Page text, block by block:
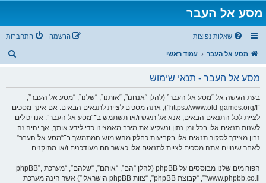
מסע אל העבר
שאלות נפוצות התחברות הרשמה
מסע אל העבר עמוד ראשי
מסע אל העבר - תנאי שימוש
בעת הגישה אל “מסע אל העבר” (להלן “אנחנו”, “אותנו”, “שלנו”, “מסע אל העבר”,
“https://www.old-games.org/f”), אתה מסכים לציית לתנאים הבאים. אם אינך מסכים
לציית לכל התנאים הבאים, אנא אל תיגש ו/או תשתמש ב־“מסע אל העבר”. אנו יכולים
לשנות תנאים אלו בכל זמן נתון ונשקיע את מירב מאמצינו כדי לידע אותך, אך יהיה זה
נבון מצידך לסקור תנאים אלו בקביעות כחלק מהשימוש המתמשך ב־“מסע אל העבר”.
לאחר שינויים אתה מסכים לציית לתנאים אלו כאשר הם מעודכנים ו/או מתוקנים.
הפורומים שלנו מבוססים על phpBB (להלן “הם”, “אותם”, “שלהם”, “מערכת phpBB”,
“www.phpbb.co.il”, “קבוצת phpBB”, “צוות phpBB הישראלי”) אשר הינה מערכת